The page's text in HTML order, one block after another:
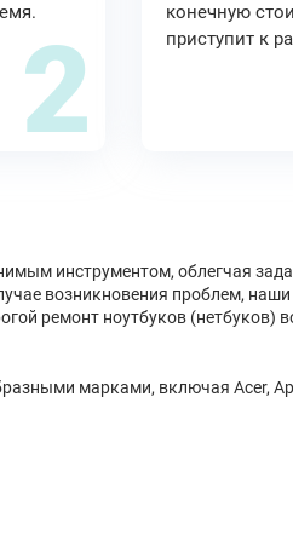
2
конечную
приступит к
инструментом, облегчая
возникновения проблем,
ремонт ноутбуков
марками, включая Acer,